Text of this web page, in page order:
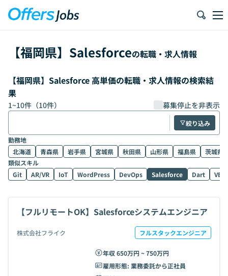
【福岡県】 Salesforceの転職・求人情報
【福岡県】Salesforce 高単価の転職・求人情報の検索結
果
1~10件（10件） 募集停止を非表示
絞り込み
勤務地
北海道
青森県 岩手県 宮城県 秋田県 山形県 福島県
茨城県
類似スキル
Git
AR/VR IoT WordPress DevOps Salesforce Dart
【フルリモートOK】Salesforceシステムエンジニア
株式会社フライク フルスタックエンジニア
年収 650万円 ~ 750万円
雇用形態: 業務委託から正社員